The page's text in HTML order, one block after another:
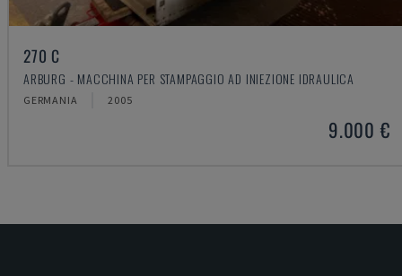
270 C
ARBURG - MACCHINA PER STAMPAGGIO AD INIEZIONE IDRAULICA
GERMANIA 2005
9.000 €